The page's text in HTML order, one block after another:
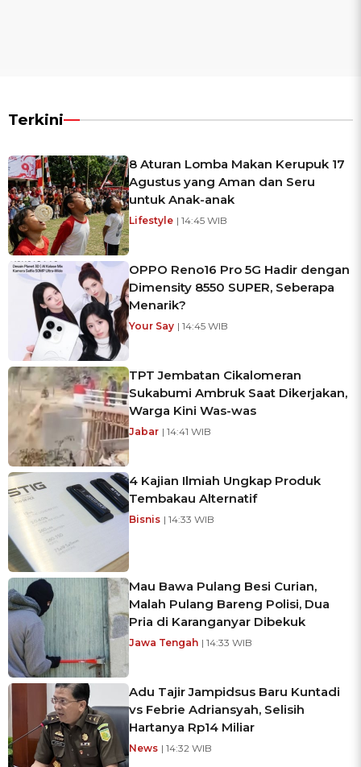
Terkini
8 Aturan Lomba Makan Kerupuk 17
Agustus yang Aman dan Seru
untuk Anak-anak
Lifestyle | 14:45 WIB
OPPO Reno16 Pro 5G Hadir dengan
Dimensity 8550 SUPER, Seberapa
Menarik?
Your Say | 14:45 WIB
TPT Jembatan Cikalomeran
Sukabumi Ambruk Saat Dikerjakan,
Warga Kini Was-was
Jabar | 14:41 WIB
4 Kajian Ilmiah Ungkap Produk
Tembakau Alternatif
Bisnis | 14:33 WIB
Mau Bawa Pulang Besi Curian,
Malah Pulang Bareng Polisi, Dua
Pria di Karanganyar Dibekuk
Jawa Tengah | 14:33 WIB
Adu Tajir Jampidsus Baru Kuntadi
vs Febrie Adriansyah, Selisih
Hartanya Rp14 Miliar
News | 14:32 WIB